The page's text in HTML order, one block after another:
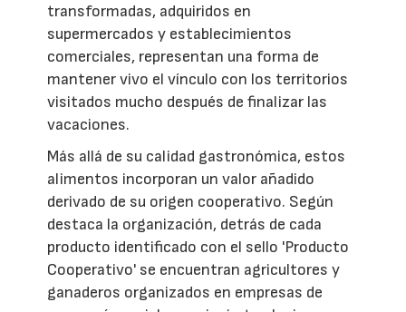
transformadas, adquiridos en
supermercados y establecimientos
comerciales, representan una forma de
mantener vivo el vínculo con los territorios
visitados mucho después de finalizar las
vacaciones.
Más allá de su calidad gastronómica, estos
alimentos incorporan un valor añadido
derivado de su origen cooperativo. Según
destaca la organización, detrás de cada
producto identificado con el sello 'Producto
Cooperativo' se encuentran agricultores y
ganaderos organizados en empresas de